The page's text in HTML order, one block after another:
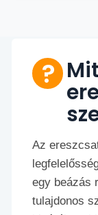
Az
egy beázás
tulajdonos